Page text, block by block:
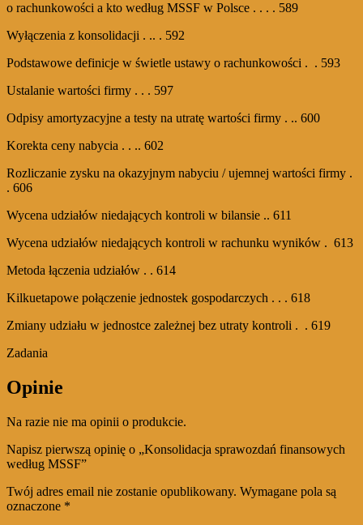
o rachunkowości a kto według MSSF w Polsce . . . . 589
Wyłączenia z konsolidacji . .. . 592
Podstawowe definicje w świetle ustawy o rachunkowości . . 593
Ustalanie wartości firmy . . . 597
Odpisy amortyzacyjne a testy na utratę wartości firmy . .. 600
Korekta ceny nabycia . . .. 602
Rozliczanie zysku na okazyjnym nabyciu / ujemnej wartości firmy .
. 606
Wycena udziałów niedających kontroli w bilansie .. 611
Wycena udziałów niedających kontroli w rachunku wyników . 613
Metoda łączenia udziałów . . 614
Kilkuetapowe połączenie jednostek gospodarczych . . . 618
Zmiany udziału w jednostce zależnej bez utraty kontroli . . 619
Zadania
Opinie
Na razie nie ma opinii o produkcie.
Napisz pierwszą opinię o „Konsolidacja sprawozdań finansowych
według MSSF”
Twój adres email nie zostanie opublikowany. Wymagane pola są
oznaczone *